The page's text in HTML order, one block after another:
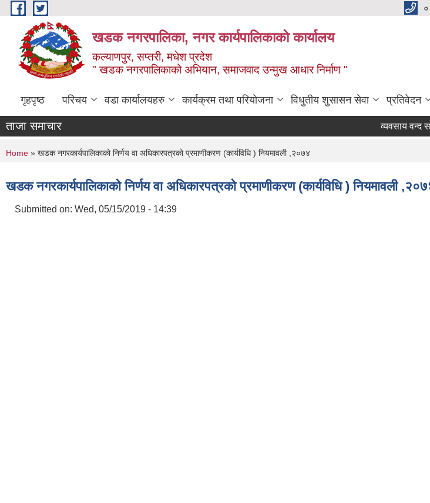
Skip to main content
खडक नगरपालिका, नगर कार्यपालिकाकाे कार्यालय
कल्याणपुर, सप्तरी, मधेश प्रदेश
" खडक नगरपालिकाको अभियान, समाजवाद उन्मुख आधार निर्माण "
गृहपृष्ठ परिचय वडा कार्यालयहरु कार्यक्रम तथा परियोजना विधुतीय शुसासन सेवा प्रतिवेदन
ताजा समाचार व्यवसाय वन्द
You are here
Home » खडक नगरकार्यपालिकाको निर्णय वा अधिकारपत्रको प्रमाणीकरण (कार्यविधि ) नियमावली ,२०७४
खडक नगरकार्यपालिकाको निर्णय वा अधिकारपत्रको प्रमाणीकरण (कार्यविधि ) नियमावली
Submitted on: Wed, 05/15/2019 - 14:39